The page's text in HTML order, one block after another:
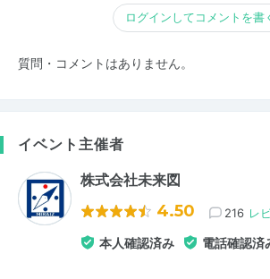
ログインしてコメントを書
質問・コメントはありません。
イベント主催者
株式会社未来図
4.50 216 レ
本人確認済み 電話確認済